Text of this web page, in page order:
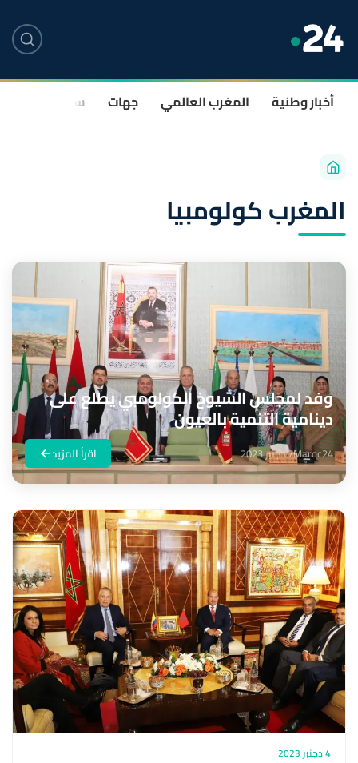
أخبار وطنية المغرب العالمي جهات سياسة
المغرب كولومبيا
وفد لمجلس الشيوخ الكولومبي يطلع على
دينامية التنمية بالعيون
Maroc247 دجنبر 2023 اقرأ المزيد
4 دجنبر 2023